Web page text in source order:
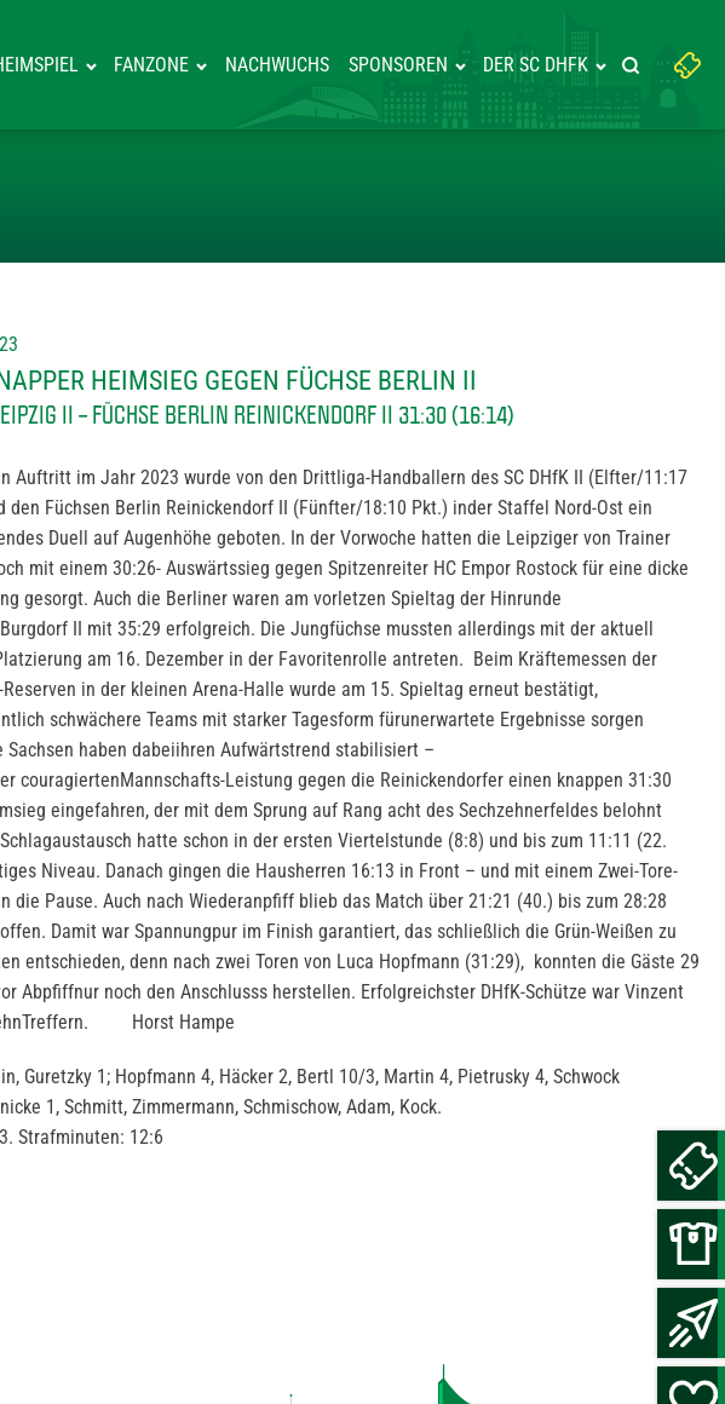
FANZONE NACHWUCHS SPONSOREN DER SC DHFK
Suchbegriff
eingeben:
Suche
HEIMSIEG GEGEN FÜCHSE BERLIN II
LEIPZIG II – FÜCHSE BERLIN REINICKENDORF II 31:30 (16:14)
Auftritt im Jahr 2023 wurde von den Drittliga-Handballern des SC DHfK II (Elfter/11:17
den Füchsen Berlin Reinickendorf II (Fünfter/18:10 Pkt.) inder Staffel Nord-Ost ein
Duell auf Augenhöhe geboten. In der Vorwoche hatten die Leipziger von Trainer
mit einem 30:26- Auswärtssieg gegen Spitzenreiter HC Empor Rostock für eine dicke
gesorgt. Auch die Berliner waren am vorletzen Spieltag der Hinrunde
II mit 35:29 erfolgreich. Die Jungfüchse mussten allerdings mit der aktuell
am 16. Dezember in der Favoritenrolle antreten. Beim Kräftemessen der
in der kleinen Arena-Halle wurde am 15. Spieltag erneut bestätigt,
schwächere Teams mit starker Tagesform fürunerwartete Ergebnisse sorgen
Sachsen haben dabeiihren Aufwärtstrend stabilisiert –
couragiertenMannschafts-Leistung gegen die Reinickendorfer einen knappen 31:30
eingefahren, der mit dem Sprung auf Rang acht des Sechzehnerfeldes belohnt
hatte schon in der ersten Viertelstunde (8:8) und bis zum 11:11 (22.
Niveau. Danach gingen die Hausherren 16:13 in Front – und mit einem Zwei-Tore-
die Pause. Auch nach Wiederanpfiff blieb das Match über 21:21 (40.) bis zum 28:28
Damit war Spannungpur im Finish garantiert, das schließlich die Grün-Weißen zu
entschieden, denn nach zwei Toren von Luca Hopfmann (31:29), konnten die Gäste 29
Abpfiffnur noch den Anschlusss herstellen. Erfolgreichster DHfK-Schütze war Vinzent
Horst Hampe
Guretzky 1; Hopfmann 4, Häcker 2, Bertl 10/3, Martin 4, Pietrusky 4, Schwock
1, Schmitt, Zimmermann, Schmischow, Adam, Kock.
Strafminuten: 12:6